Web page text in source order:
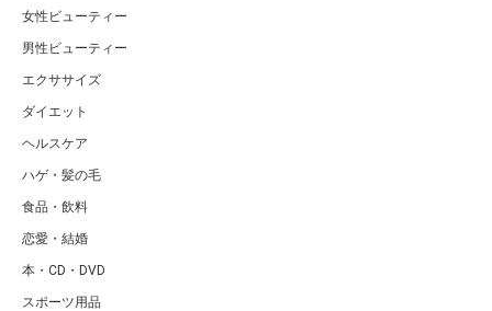
女性ビューティー
男性ビューティー
エクササイズ
ダイエット
ヘルスケア
ハゲ・髪の毛
食品・飲料
恋愛・結婚
本・CD・DVD
スポーツ用品